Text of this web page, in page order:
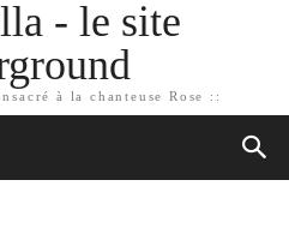
- le site
à la chanteuse Rose ::